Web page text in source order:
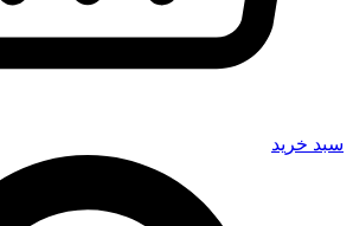
سبد خرید